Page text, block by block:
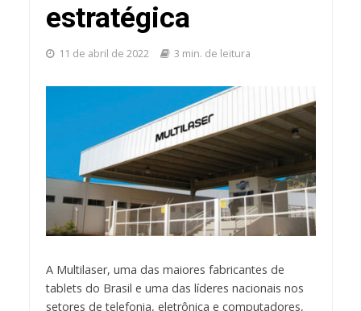
estratégica
11 de abril de 2022 3 min. de leitura
A Multilaser, uma das maiores fabricantes de
tablets do Brasil e uma das líderes nacionais nos
setores de telefonia, eletrônica e computadores,